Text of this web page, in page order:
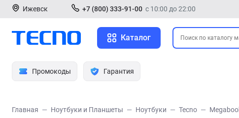
Ижевск +7 (800) 333-91-00 с 10:00 до 22:00
Каталог
Промокоды Гарантия
Главная Ноутбуки и Планшеты Ноутбуки Tecno